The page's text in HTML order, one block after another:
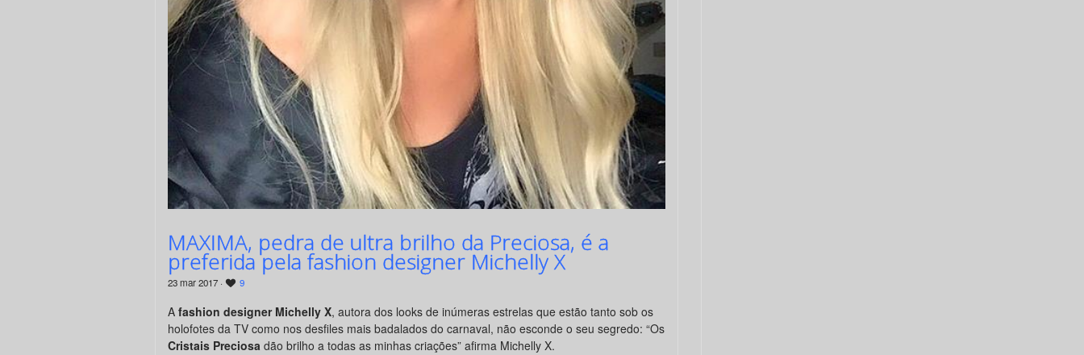
MAXIMA, pedra de ultra brilho da Preciosa, é a
preferida pela fashion designer Michelly X
23 mar 2017 · 9
A fashion designer Michelly X, autora dos looks de inúmeras estrelas que estão tanto sob os
holofotes da TV como nos desfiles mais badalados do carnaval, não esconde o seu segredo: “Os
Cristais Preciosa dão brilho a todas as minhas criações” afirma Michelly X.